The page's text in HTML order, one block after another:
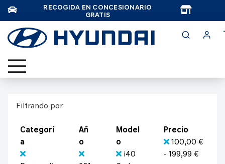
RECOGIDA EN CONCESIONARIO
GRATIS
Filtrando por
Categorí
a
Añ
o
Model
o
i40
Precio
100,00 €
- 199,99 €